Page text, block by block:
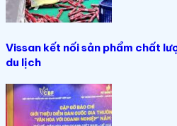
Vissan kết nối sản phẩm chất
du lịch